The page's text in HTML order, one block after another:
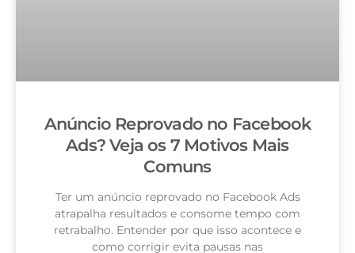
Anúncio Reprovado no Facebook
Ads? Veja os 7 Motivos Mais
Comuns
Ter um anúncio reprovado no Facebook Ads
atrapalha resultados e consome tempo com
retrabalho. Entender por que isso acontece e
como corrigir evita pausas nas